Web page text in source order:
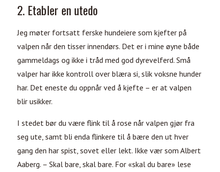
2. Etabler en utedo
Jeg møter fortsatt ferske hundeiere som kjefter på
valpen når den tisser innendørs. Det er i mine øyne både
gammeldags og ikke i tråd med god dyrevelferd. Små
valper har ikke kontroll over blæra si, slik voksne hunder
har. Det eneste du oppnår ved å kjefte – er at valpen
blir usikker.
I stedet bør du være flink til å rose når valpen gjør fra
seg ute, samt bli enda flinkere til å bære den ut hver
gang den har spist, sovet eller lekt. Ikke vær som Albert
Aaberg. – Skal bare, skal bare. For «skal du bare» lese